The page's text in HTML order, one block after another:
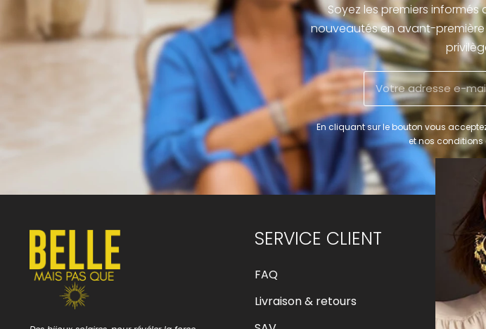
Soyez les premiers
nouveautés en avant-
En cliquant sur le bouton vous
et nos conditions
SERVICE CLIENT
FAQ
Livraison & retours